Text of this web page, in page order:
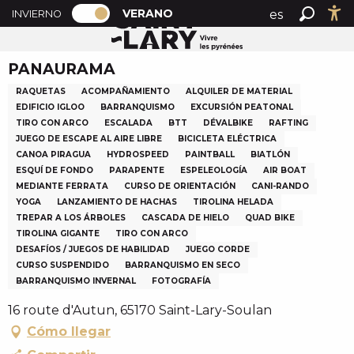
A
l
e
r
a
u
c
o
n
t
e
n
u
p
i
n
PAGE D’ACCUEIL ACTUELLE ÉTÉ : PASSER EN MODE
INVIERNO PAGE D’ACCUEIL ACTUELLE ÉTÉ :
VERANO
es
Buscar
Accueil verano PANAURAMA
PANAURAMA
RAQUETAS ACOMPAÑAMIENTO
ALQUILER DE MATERIAL
EDIFICIO IGLOO
BARRANQUISMO
EXCURSIÓN PEATONAL
TIRO CON ARCO
ESCALADA BTT DÉVALBIKE
RAFTING
JUEGO DE ESCAPE AL AIRE LIBRE
BICICLETA ELÉCTRICA
CANOA PIRAGUA
HYDROSPEED PAINTBALL
BIATLÓN
ESQUÍ DE FONDO
PARAPENTE ESPELEOLOGÍA
AIR BOAT
MEDIANTE FERRATA
CURSO DE ORIENTACIÓN
CANI-RANDO
YOGA
LANZAMIENTO DE HACHAS
TIROLINA HELADA
TREPAR A LOS ÁRBOLES
CASCADA DE HIELO
QUAD BIKE
TIROLINA GIGANTE
TIRO CON ARCO
DESAFÍOS / JUEGOS DE HABILIDAD
JUEGO CORDE
CURSO SUSPENDIDO
BARRANQUISMO EN SECO
BARRANQUISMO INVERNAL
FOTOGRAFÍA
16 route d'Autun, 65170 Saint-Lary-Soulan
Cómo llegar